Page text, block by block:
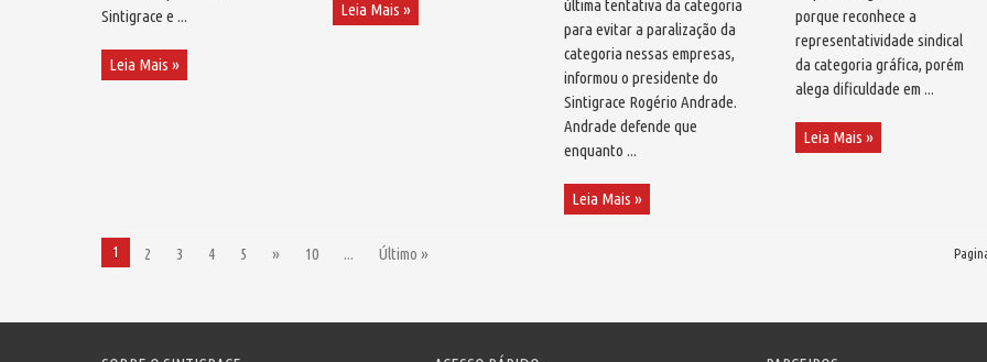
Sintigrace e ...
Leia Mais »
Leia Mais »
última tentativa da categoria
para evitar a paralização da
categoria nessas empresas,
informou o presidente do
Sintigrace Rogério Andrade.
Andrade defende que
enquanto ...
Leia Mais »
porque reconhece a
representatividade sindical
da categoria gráfica, porém
alega dificuldade em ...
Leia Mais »
1 2 3 4 5 » 10 ... Último »